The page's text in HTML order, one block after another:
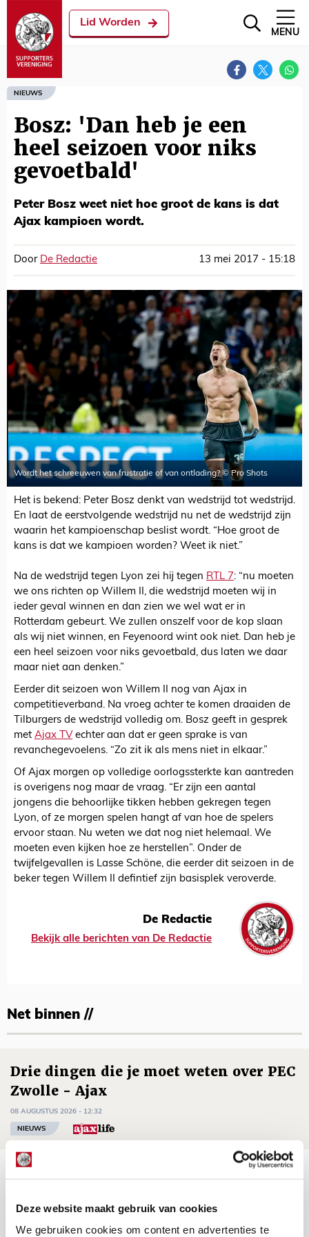
Deze website maakt gebruik van cookies
We gebruiken cookies om content en advertenties te
Lid Worden
MENU
NIEUWS
Bosz: 'Dan heb je een
heel seizoen voor niks
gevoetbald'
Peter Bosz weet niet hoe groot de kans is dat
Ajax kampioen wordt.
Door De Redactie 13 mei 2017 - 15:18
Wordt het schreeuwen van frustratie of van ontlading? © Pro Shots
Het is bekend: Peter Bosz denkt van wedstrijd tot wedstrijd.
En laat de eerstvolgende wedstrijd nu net de wedstrijd zijn
waarin het kampioenschap beslist wordt. “Hoe groot de
kans is dat we kampioen worden? Weet ik niet.”
Na de wedstrijd tegen Lyon zei hij tegen RTL 7: “nu moeten
we ons richten op Willem II, die wedstrijd moeten wij in
ieder geval winnen en dan zien we wel wat er in
Rotterdam gebeurt. We zullen onszelf voor de kop slaan
als wij niet winnen, en Feyenoord wint ook niet. Dan heb je
een heel seizoen voor niks gevoetbald, dus laten we daar
maar niet aan denken.”
Eerder dit seizoen won Willem II nog van Ajax in
competitieverband. Na vroeg achter te komen draaiden de
Tilburgers de wedstrijd volledig om. Bosz geeft in gesprek
met Ajax TV echter aan dat er geen sprake is van
revanchegevoelens. “Zo zit ik als mens niet in elkaar.”
Of Ajax morgen op volledige oorlogssterkte kan aantreden
is overigens nog maar de vraag. “Er zijn een aantal
jongens die behoorlijke tikken hebben gekregen tegen
Lyon, of ze morgen spelen hangt af van hoe de spelers
ervoor staan. Nu weten we dat nog niet helemaal. We
moeten even kijken hoe ze herstellen”. Onder de
twijfelgevallen is Lasse Schöne, die eerder dit seizoen in de
beker tegen Willem II defintief zijn basisplek veroverde.
De Redactie
Bekijk alle berichten van De Redactie
Net binnen //
Drie dingen die je moet weten over PEC
Zwolle - Ajax
08 AUGUSTUS 2026 - 12:32
NIEUWS
Míchels elf: met welke formatie begin
08 AUGUSTUS 2026 - 11:34
NIEUWS